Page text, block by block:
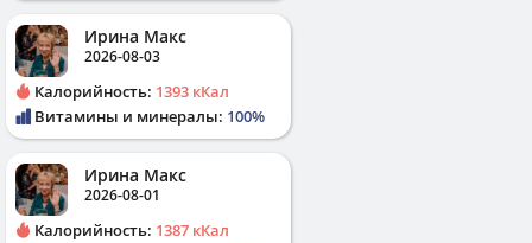
Ирина Макс
2026-08-03
Калорийность: 1393 кКал
Витамины и минералы: 100%
Ирина Макс
2026-08-01
Калорийность: 1387 кКал